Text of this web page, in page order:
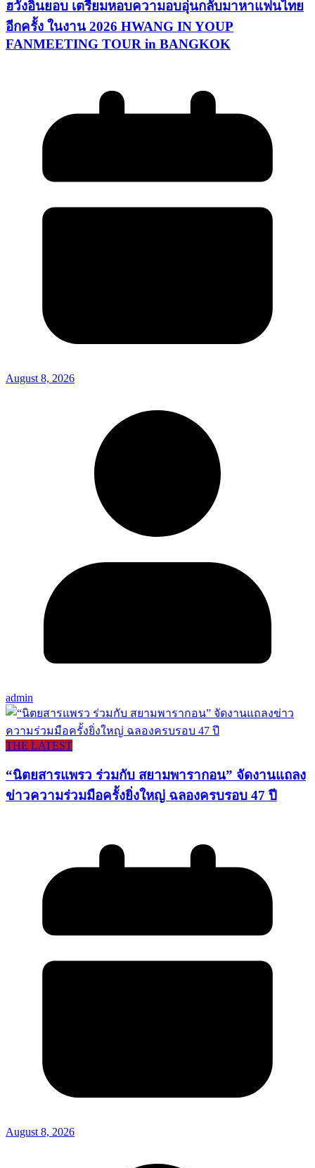
ฮวังอินยอบ เตรียมหอบความอบอุ่นกลับมาหาแฟนไทย
อีกครั้ง ในงาน 2026 HWANG IN YOUP
FANMEETING TOUR in BANGKOK
August 8, 2026
admin
THE LATEST
“นิตยสารแพรว ร่วมกับ สยามพารากอน” จัดงานแถลง
ข่าวความร่วมมือครั้งยิ่งใหญ่ ฉลองครบรอบ 47 ปี
August 8, 2026